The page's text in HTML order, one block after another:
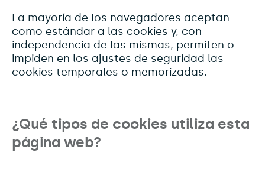
La mayoría de los navegadores aceptan
como estándar a las cookies y, con
independencia de las mismas, permiten o
impiden en los ajustes de seguridad las
cookies temporales o memorizadas.
¿Qué tipos de cookies utiliza esta
página web?